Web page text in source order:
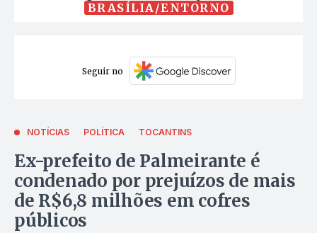
BRASÍLIA/ENTORNO
Seguir no
NOTÍCIAS POLÍTICA TOCANTINS
Ex-prefeito de Palmeirante é
condenado por prejuízos de mais
de R$6,8 milhões em cofres
públicos